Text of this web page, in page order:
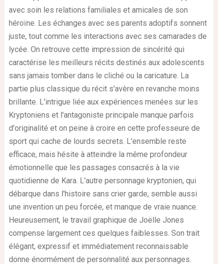
avec soin les relations familiales et amicales de son
héroïne. Les échanges avec ses parents adoptifs sonnent
juste, tout comme les interactions avec ses camarades de
lycée. On retrouve cette impression de sincérité qui
caractérise les meilleurs récits destinés aux adolescents
sans jamais tomber dans le cliché ou la caricature. La
partie plus classique du récit s'avère en revanche moins
brillante. L'intrigue liée aux expériences menées sur les
Kryptoniens et l'antagoniste principale manque parfois
d'originalité et on peine à croire en cette professeure de
sport qui cache de lourds secrets. L'ensemble reste
efficace, mais hésite à atteindre la même profondeur
émotionnelle que les passages consacrés à la vie
quotidienne de Kara. L'autre personnage kryptonien, qui
débarque dans l'histoire sans crier garde, semble aussi
une invention un peu forcée, et manque de vraie nuance.
Heureusement, le travail graphique de Joëlle Jones
compense largement ces quelques faiblesses. Son trait
élégant, expressif et immédiatement reconnaissable
donne énormément de personnalité aux personnages.